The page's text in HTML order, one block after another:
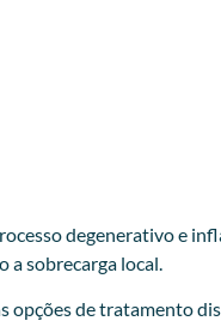
degenerativo e
sobrecarga local.
de tratamento